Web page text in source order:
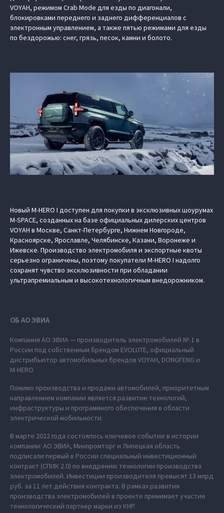
VOYAH, режимом Crab Mode для езды по диагонали,
блокировками переднего и заднего дифференциалов с
электронным управлением, а также пятью режимами для езды
по бездорожью: снег, грязь, песок, камни и болото.
Новый M‑HERO I доступен для покупки в эксклюзивных шоурумах
M-SPACE, созданных на базе официальных дилерских центров
VOYAH в Москве, Санкт-Петербурге, Нижнем Новгороде,
Красноярске, Ярославле, Челябинске, Казани, Воронеже и
Ижевске. Производство электромобиля и экспортные квоты
серьезно ограничены, поэтому покупатели M‑HERO I надолго
сохранят чувство эксклюзивности при обладании
ультрапремиальным и высокотехнологичным внедорожником.
ОБ АО ЭВИА
Компания АО ЭВИА — производитель электромобилей № 1 в
России под собственным брендом EVOLUTE, официальный
дистрибьютор автомобильных брендов VOYAH, DONGFENG и
M‑HERO.
Помимо производства и продажи автомобилей, приоритетным
направлением компании является развитие технологий,
инфраструктуры и программного обеспечения в области
электрической мобильности.
В марте 2022 года состоялось ключевое событие в истории
компании: АО ЭВИА, Минпромторг и Липецкая область
подписали первый в России специальный инвестиционный
контракт (СПИК 2.0) по внедрению технологии производства
электромобилей. Инвестиции производителя превысят 13 млрд
руб. за 11 лет действия контракта. В рамках развития
производства электромобилей в проекте принимает участие
технологический партнер марки из КНР.